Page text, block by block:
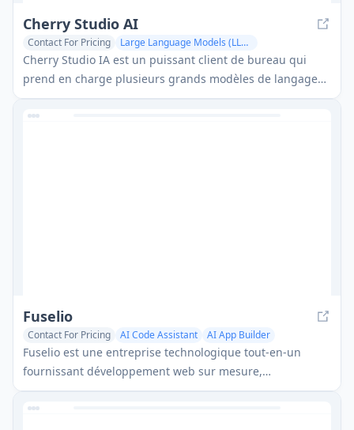
Cherry Studio AI
Contact For Pricing
Large Language Models (LLMs)
AI Code Assistant
AI Developer Tools
Cherry Studio IA est un puissant client de bureau qui
prend en charge plusieurs grands modèles de langage
(LLMs) sur les plateformes Windows, macOS et Linux,
permettant aux utilisateurs de passer facilement entre
Fuselio
Contact For Pricing AI Code Assistant
AI App Builder
AI Website Builder
Fuselio est une entreprise technologique tout-en-un
fournissant développement web sur mesure,
développement d'applications mobiles et services
d'automatisation pilotés par l'IA pour les startups et les